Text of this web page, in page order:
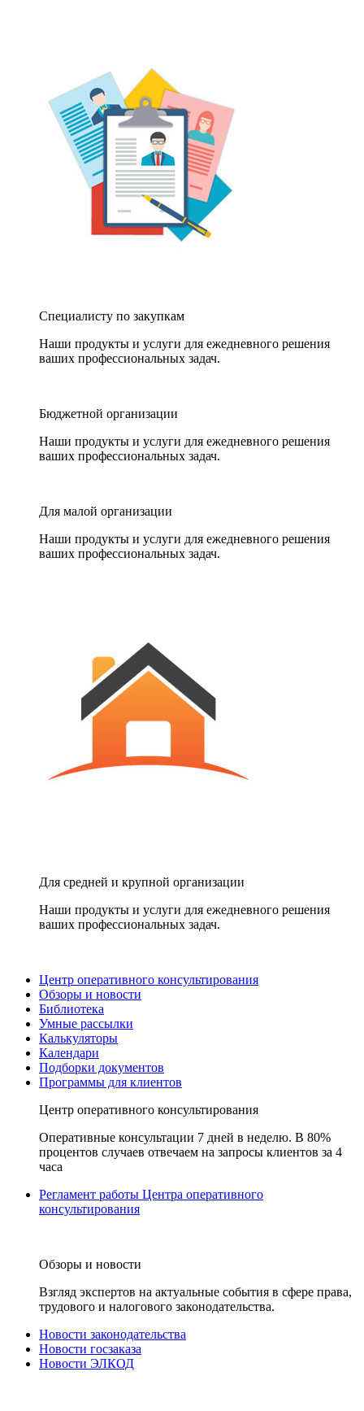
Специалисту по закупкам
Наши продукты и услуги для ежедневного решения
ваших профессиональных задач.
Бюджетной организации
Наши продукты и услуги для ежедневного решения
ваших профессиональных задач.
Для малой организации
Наши продукты и услуги для ежедневного решения
ваших профессиональных задач.
Для средней и крупной организации
Наши продукты и услуги для ежедневного решения
ваших профессиональных задач.
Центр оперативного консультирования
Обзоры и новости
Библиотека
Умные рассылки
Калькуляторы
Календари
Подборки документов
Программы для клиентов
Центр оперативного консультирования
Оперативные консультации 7 дней в неделю. В 80%
процентов случаев отвечаем на запросы клиентов за 4
часа
Регламент работы Центра оперативного
консультирования
Обзоры и новости
Взгляд экспертов на актуальные события в сфере права,
трудового и налогового законодательства.
Новости законодательства
Новости госзаказа
Новости ЭЛКОД